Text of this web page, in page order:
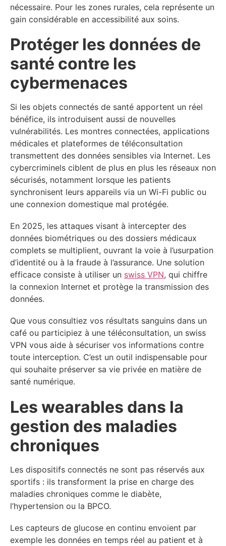
nécessaire. Pour les zones rurales, cela représente un
gain considérable en accessibilité aux soins.
Protéger les données de
santé contre les
cybermenaces
Si les objets connectés de santé apportent un réel
bénéfice, ils introduisent aussi de nouvelles
vulnérabilités. Les montres connectées, applications
médicales et plateformes de téléconsultation
transmettent des données sensibles via Internet. Les
cybercriminels ciblent de plus en plus les réseaux non
sécurisés, notamment lorsque les patients
synchronisent leurs appareils via un Wi-Fi public ou
une connexion domestique mal protégée.
En 2025, les attaques visant à intercepter des
données biométriques ou des dossiers médicaux
complets se multiplient, ouvrant la voie à l’usurpation
d’identité ou à la fraude à l’assurance. Une solution
efficace consiste à utiliser un swiss VPN, qui chiffre
la connexion Internet et protège la transmission des
données.
Que vous consultiez vos résultats sanguins dans un
café ou participiez à une téléconsultation, un swiss
VPN vous aide à sécuriser vos informations contre
toute interception. C’est un outil indispensable pour
qui souhaite préserver sa vie privée en matière de
santé numérique.
Les wearables dans la
gestion des maladies
chroniques
Les dispositifs connectés ne sont pas réservés aux
sportifs : ils transforment la prise en charge des
maladies chroniques comme le diabète,
l’hypertension ou la BPCO.
Les capteurs de glucose en continu envoient par
exemple les données en temps réel au patient et à